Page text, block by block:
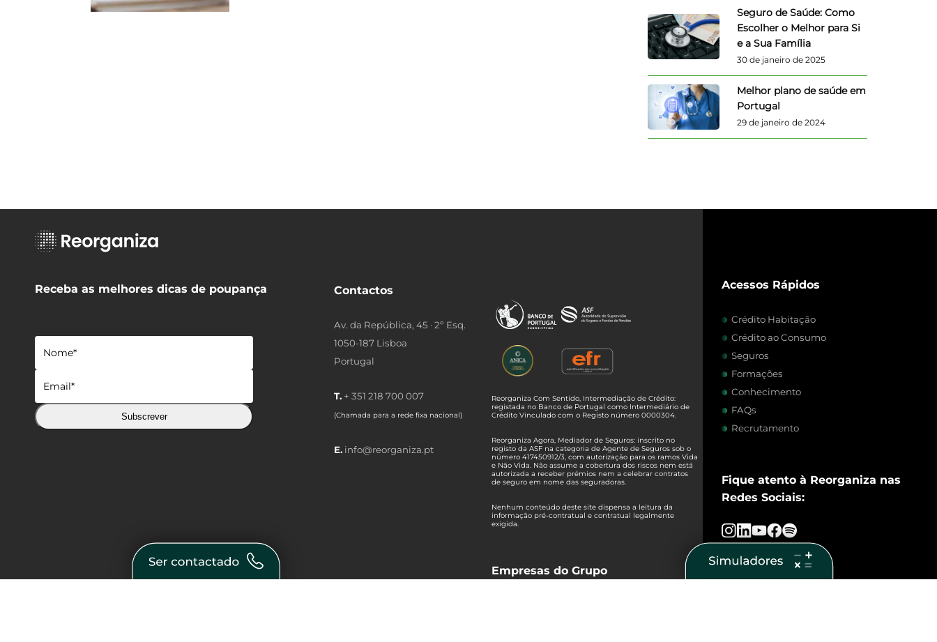
Seguro de Saúde: Como
Escolher o Melhor para Si
e a Sua Família
30 de janeiro de 2025
Melhor plano de saúde em
Portugal
29 de janeiro de 2024
Receba as melhores dicas de poupança
Subscrever
Contactos
Av. da República, 45 · 2º Esq.
1050-187 Lisboa
Portugal
T. + 351 218 700 007
(Chamada para a rede fixa nacional)
E. info@reorganiza.pt
Reorganiza Com Sentido, Intermediação de Crédito:
registada no Banco de Portugal como Intermediário de
Crédito Vinculado com o Registo número 0000304.
Reorganiza Agora, Mediador de Seguros: inscrito no
registo da ASF na categoria de Agente de Seguros sob o
número 417450912/3, com autorização para os ramos Vida
e Não Vida. Não assume a cobertura dos riscos nem está
autorizada a receber prémios nem a celebrar contratos
de seguro em nome das seguradoras.
Nenhum conteúdo deste site dispensa a leitura da
informação pré-contratual e contratual legalmente
exigida.
Empresas do Grupo
Acessos Rápidos
Crédito Habitação
Crédito ao Consumo
Seguros
Formações
Conhecimento
FAQs
Recrutamento
Fique atento à Reorganiza nas
Redes Sociais: